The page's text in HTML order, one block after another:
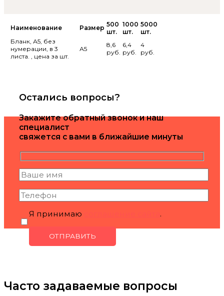
Наименование Размер 500
шт.
1000
шт.
5000
шт.
Бланк, А5, без
нумерации, в 3
листа. , цена за шт.
А5
8,6
руб.
6,4
руб.
4
руб.
Остались вопросы?
Закажите обратный звонок и наш
специалист
свяжется с вами в ближайшие минуты
Я принимаю .
Часто задаваемые вопросы